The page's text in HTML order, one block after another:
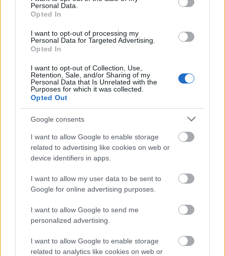
Personal Data.
Opted In
I want to opt-out of processing my
Personal Data for Targeted Advertising.
Opted In
I want to opt-out of Collection, Use,
Retention, Sale, and/or Sharing of my
Personal Data that Is Unrelated with the
Purposes for which it was collected.
Opted Out
Google consents
I want to allow Google to enable storage
related to advertising like cookies on web or
device identifiers in apps.
I want to allow my user data to be sent to
Google for online advertising purposes.
I want to allow Google to send me
personalized advertising.
I want to allow Google to enable storage
related to analytics like cookies on web or